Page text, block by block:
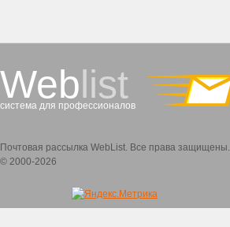
Weblist
система для профессионалов
Почтовая рассылка WebList. Все права защищены.
© 2000-2026